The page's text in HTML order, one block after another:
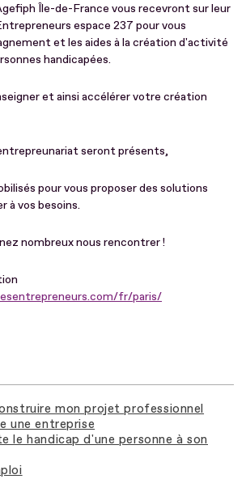
Île-de-France vous recevront sur leur
espace 237 pour vous
et les aides à la création d'activité
handicapées.
et ainsi accélérer votre création
seront présents,
pour vous proposer des solutions
à vos besoins.
nombreux nous rencontrer !
fr/paris/
mon projet professionnel
une entreprise
le handicap d'une personne à son